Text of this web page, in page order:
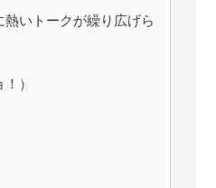
いトークが繰り広げら
）